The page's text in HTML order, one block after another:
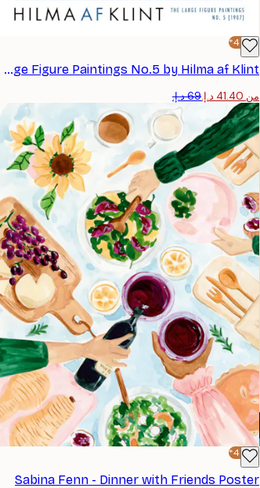
-40%*
Poster - The Large Figure Paintings No.5 by Hilma af Klint
من ‏41.40 د.إ.‏
-40%*
Sabina Fenn - Dinner with Friends Poster